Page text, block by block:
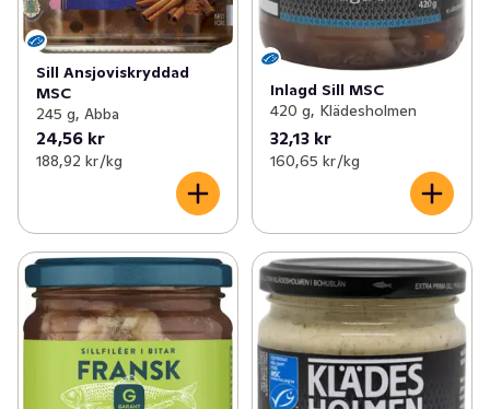
Sill Ansjoviskryddad
MSC
245 g, Abba
24,56 kr
188,92 kr /kg
Inlagd Sill MSC
420 g, Klädesholmen
32,13 kr
160,65 kr /kg